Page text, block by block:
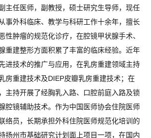
主任医师，副教授，硕士研究生导师，现任
事外科临床、教学与科研工作十余年，擅长
性肿瘤的规范化诊疗，在腔镜甲状腺手术、
重建整形方面积累了丰富的临床经验。近年
进技术的推广与应用，在乳房重建领域主持
房重建技术及DIEP皮瓣乳房重建技术；在
主持开展了经胸乳入路、口腔前庭入路及锁
腔镜辅助技术。作为中国医师协会住院医师
络员，长期承担外科住院医师规范化培训的
扬州市基础研究计划面上项目一项，在国内